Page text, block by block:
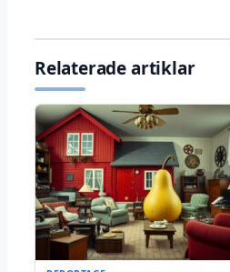
Relaterade artiklar